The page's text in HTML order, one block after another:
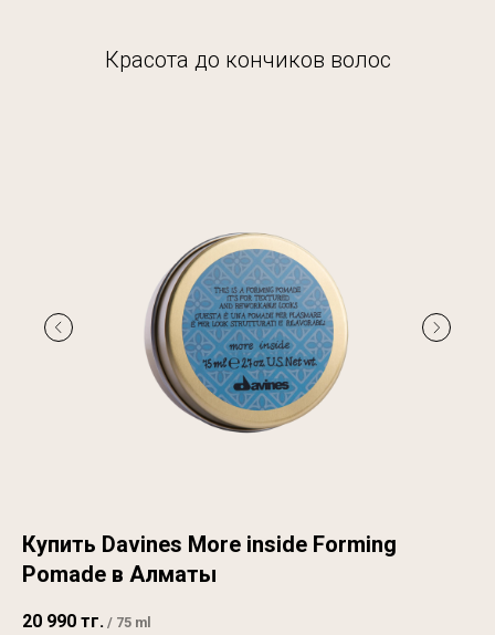
Красота до кончиков волос
Купить Davines More inside Forming
Pomade в Алматы
20 990 тг. / 75 ml